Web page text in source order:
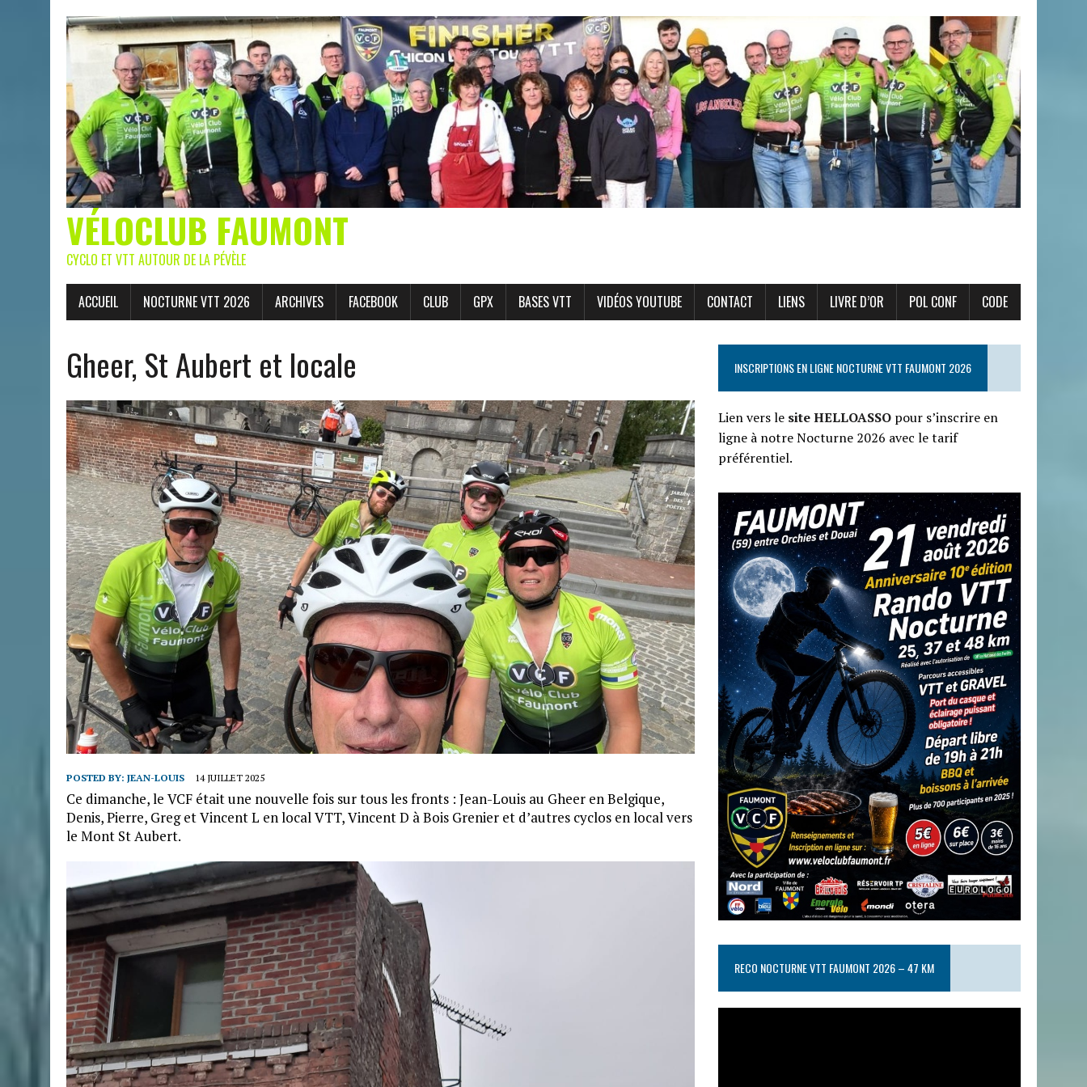
VÉLOCLUB FAUMONT
CYCLO ET VTT AUTOUR DE LA PÉVÈLE
ACCUEIL NOCTURNE VTT 2026 ARCHIVES FACEBOOK CLUB GPX BASES VTT VIDÉOS YOUTUBE CONTACT LIENS LIVRE D’OR POL CONF CODE
Gheer, St Aubert et locale
POSTED BY: JEAN-LOUIS 14 JUILLET 2025
Ce dimanche, le VCF était une nouvelle fois sur tous les fronts : Jean-Louis au Gheer en Belgique,
Denis, Pierre, Greg et Vincent L en local VTT, Vincent D à Bois Grenier et d’autres cyclos en local vers
le Mont St Aubert.
INSCRIPTIONS EN LIGNE NOCTURNE VTT FAUMONT 2026
Lien vers le site HELLOASSO pour s’inscrire en
ligne à notre Nocturne 2026 avec le tarif
préférentiel.
RECO NOCTURNE VTT FAUMONT 2026 – 47 KM